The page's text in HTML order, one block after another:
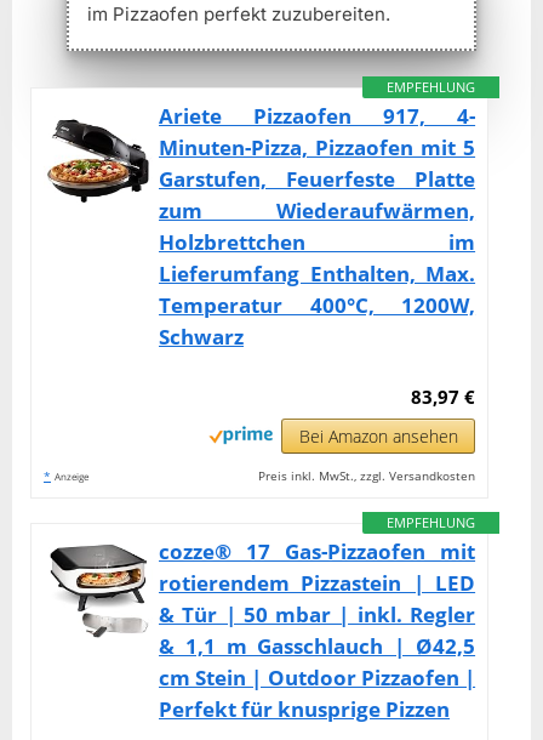
im Pizzaofen perfekt zuzubereiten.
EMPFEHLUNG
Ariete Pizzaofen 917, 4-
Minuten-Pizza, Pizzaofen mit 5
Garstufen, Feuerfeste Platte
zum Wiederaufwärmen,
Holzbrettchen im
Lieferumfang Enthalten, Max.
Temperatur 400°C, 1200W,
Schwarz
83,97 €
Bei Amazon ansehen
* Anzeige Preis inkl. MwSt., zzgl. Versandkosten
EMPFEHLUNG
cozze® 17 Gas-Pizzaofen mit
rotierendem Pizzastein | LED
& Tür | 50 mbar | inkl. Regler
& 1,1 m Gasschlauch | Ø42,5
cm Stein | Outdoor Pizzaofen |
Perfekt für knusprige Pizzen